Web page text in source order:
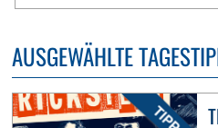
AUSGEWÄHLTE